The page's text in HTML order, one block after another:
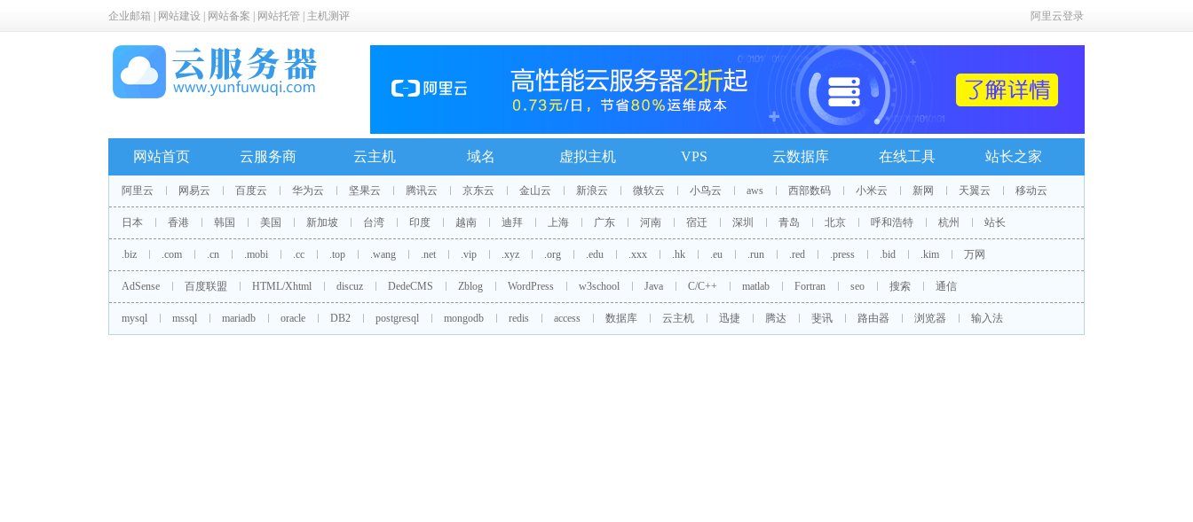
企业邮箱 网站建设 网站备案 网站托管 主机测评 阿里云登录
网站首页 云服务商 云主机 域名 虚拟主机 VPS 云数据库 在线工具 站长之家
阿里云 网易云 百度云 华为云 坚果云 腾讯云 京东云 金山云 新浪云 微软云 小鸟云 aws 西部数码 小米云 新网 天翼云 移动云
日本 香港 韩国 美国 新加坡 台湾 印度 越南 迪拜 上海 广东 河南 宿迁 深圳 青岛 北京 呼和浩特 杭州 站长
.biz .com .cn .mobi .cc .top .wang .net .vip .xyz .org .edu .xxx .hk .eu .run .red .press .bid .kim 万网
AdSense 百度联盟 HTML/Xhtml discuz DedeCMS Zblog WordPress w3school Java C/C++ matlab Fortran seo 搜索 通信
mysql mssql mariadb oracle DB2 postgresql mongodb redis access 数据库 云主机 迅捷 腾达 斐讯 路由器 浏览器 输入法